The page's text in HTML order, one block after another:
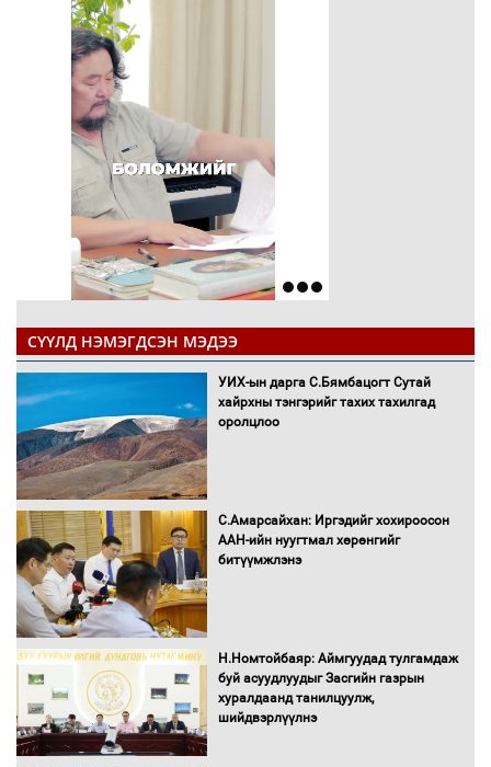
СҮҮЛД НЭМЭГДСЭН МЭДЭЭ
УИХ-ын дарга С.Бямбацогт Сутай
хайрхны тэнгэрийг тахих тахилгад
оролцлоо
С.Амарсайхан: Иргэдийг хохироосон
ААН-ийн нуугтмал хөрөнгийг
битүүмжлэнэ
Н.Номтойбаяр: Аймгуудад тулгамдаж
буй асуудлуудыг Засгийн газрын
хуралдаанд танилцуулж,
шийдвэрлүүлнэ